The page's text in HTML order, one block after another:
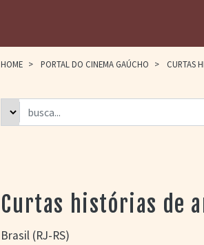
HOME > PORTAL DO CINEMA GAÚCHO > CURTAS
Curtas histórias de
Brasil (RJ-RS)